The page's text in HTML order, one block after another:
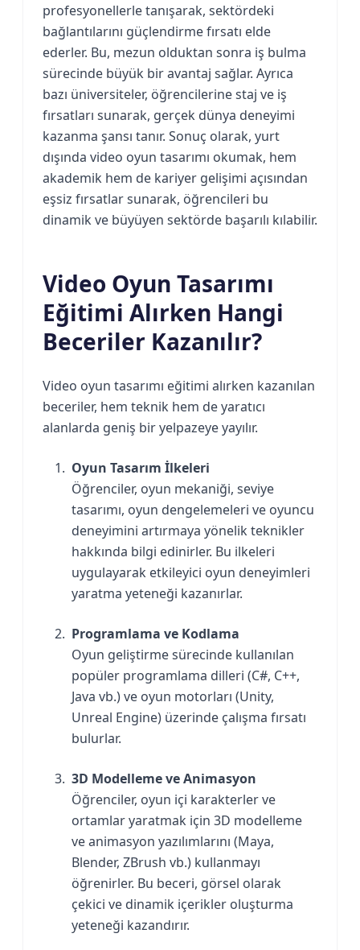
profesyonellerle tanışarak, sektördeki
bağlantılarını güçlendirme fırsatı elde
ederler. Bu, mezun olduktan sonra iş bulma
sürecinde büyük bir avantaj sağlar. Ayrıca
bazı üniversiteler, öğrencilerine staj ve iş
fırsatları sunarak, gerçek dünya deneyimi
kazanma şansı tanır. Sonuç olarak, yurt
dışında video oyun tasarımı okumak, hem
akademik hem de kariyer gelişimi açısından
eşsiz fırsatlar sunarak, öğrencileri bu
dinamik ve büyüyen sektörde başarılı kılabilir.
Video Oyun Tasarımı
Eğitimi Alırken Hangi
Beceriler Kazanılır?
Video oyun tasarımı eğitimi alırken kazanılan
beceriler, hem teknik hem de yaratıcı
alanlarda geniş bir yelpazeye yayılır.
Oyun Tasarım İlkeleri
Öğrenciler, oyun mekaniği, seviye
tasarımı, oyun dengelemeleri ve oyuncu
deneyimini artırmaya yönelik teknikler
hakkında bilgi edinirler. Bu ilkeleri
uygulayarak etkileyici oyun deneyimleri
yaratma yeteneği kazanırlar.
Programlama ve Kodlama
Oyun geliştirme sürecinde kullanılan
popüler programlama dilleri (C#, C++,
Java vb.) ve oyun motorları (Unity,
Unreal Engine) üzerinde çalışma fırsatı
bulurlar.
3D Modelleme ve Animasyon
Öğrenciler, oyun içi karakterler ve
ortamlar yaratmak için 3D modelleme
ve animasyon yazılımlarını (Maya,
Blender, ZBrush vb.) kullanmayı
öğrenirler. Bu beceri, görsel olarak
çekici ve dinamik içerikler oluşturma
yeteneği kazandırır.